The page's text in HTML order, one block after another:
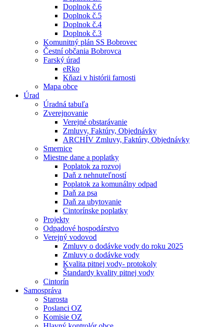
Doplnok č.6
Doplnok č.5
Doplnok č.4
Doplnok č.3
Komunitný plán SS Bobrovec
Čestní občania Bobrovca
Farský úrad
eRko
Kňazi v histórii farnosti
Mapa obce
Úrad
Úradná tabuľa
Zverejnovanie
Verejné obstarávanie
Zmluvy, Faktúry, Objednávky
ARCHÍV Zmluvy, Faktúry, Objednávky
Smernice
Miestne dane a poplatky
Poplatok za rozvoj
Daň z nehnuteľností
Poplatok za komunálny odpad
Daň za psa
Daň za ubytovanie
Cintorínske poplatky
Projekty
Odpadové hospodárstvo
Verejný vodovod
Zmluvy o dodávke vody do roku 2025
Zmluvy o dodávke vody
Kvalita pitnej vody- protokoly
Štandardy kvality pitnej vody
Cintorín
Samospráva
Starosta
Poslanci OZ
Komisie OZ